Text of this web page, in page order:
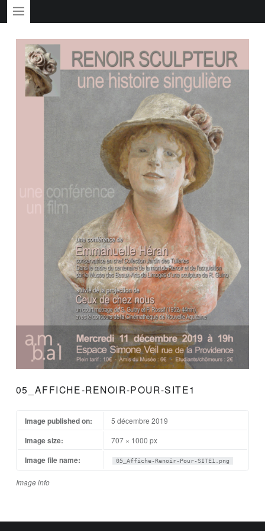
05_AFFICHE-RENOIR-POUR-SITE1
Image info
Image published on: 5 décembre 2019
Image size: 707 × 1000 px
Image file name: 05_Affiche-Renoir-Pour-SITE1.png